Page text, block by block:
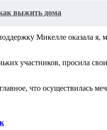
выжить дома
Микелле оказала
участников, просила
что осуществилась